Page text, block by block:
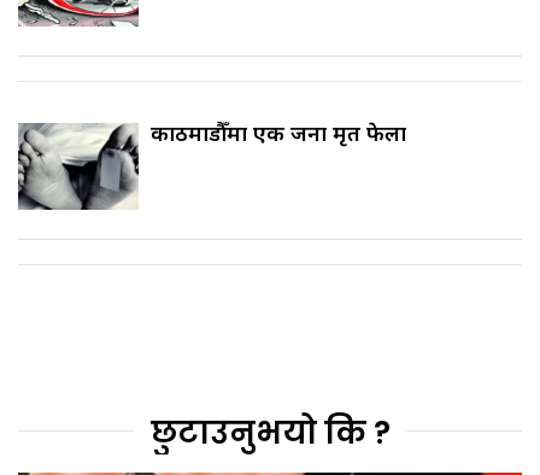
काठमाडौँमा एक जना मृत फेला
छुटाउनुभयो कि ?